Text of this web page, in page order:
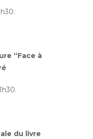
“Face à
du livre